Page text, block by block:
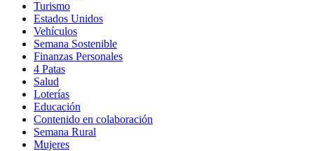
Turismo
Estados Unidos
Vehículos
Semana Sostenible
Finanzas Personales
4 Patas
Salud
Loterías
Educación
Contenido en colaboración
Semana Rural
Mujeres